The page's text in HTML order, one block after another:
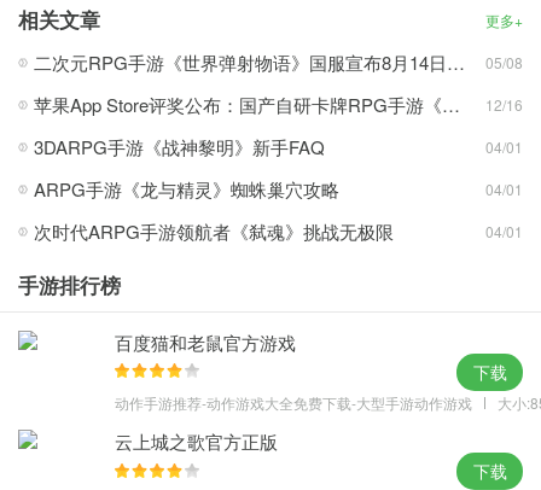
阶级还可激活特殊强力技能。
阶成功，可获得新外观形象和大量属性加成。
进阶材料可在洞天秘宝等副本中获得。
【仙宠喂养】
多余角色装备可用来喂养仙宠，提升仙宠等级，增加人物属性。
的装备。玩家亦可手动选择要进行喂养的装备。
【仙宠资质成长】
资质：仙宠系统三阶起可以使用，永久提升固定属性。
成长：仙宠系统四阶起可以使用，永久提升百分比属性。
资质成长材料可在副本中获得。
相关文章 更多+
二次元RPG手游《世界弹射物语》国服宣布8月14日停运 05/08
苹果App Store评奖公布：国产自研卡牌RPG手游《剑与远征：启程》获年度iPhone游戏 12/16
3DARPG手游《战神黎明》新手FAQ 04/01
ARPG手游《龙与精灵》蜘蛛巢穴攻略 04/01
次时代ARPG手游领航者《弑魂》挑战无极限 04/01
手游排行榜
百度猫和老鼠官方游戏
动作手游推荐-动作游戏大全免费下载-大型手游动作游戏 大小
下载
云上城之歌官方正版
下载